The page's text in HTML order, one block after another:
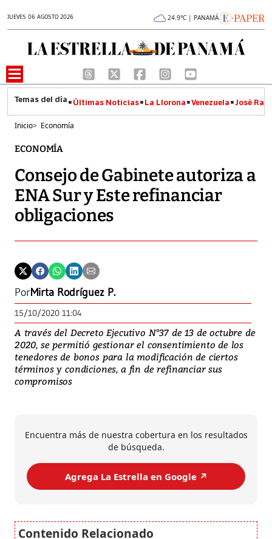
JUEVES 06 AGOSTO 2026 24.9°C | PANAMÁ
Últimas Noticias La Llorona Venezuela José
Inicio> Economía
ECONOMÍA
Consejo de Gabinete autoriza a
ENA Sur y Este refinanciar
obligaciones
PorMirta Rodríguez P.
15/10/2020 11:04
A través del Decreto Ejecutivo N°37 de 13 de octubre de
2020, se permitió gestionar el consentimiento de los
tenedores de bonos para la modificación de ciertos
términos y condiciones, a fin de refinanciar sus
compromisos
Encuentra más de nuestra cobertura en los resultados
de búsqueda.
Agrega La Estrella en Google ↗️